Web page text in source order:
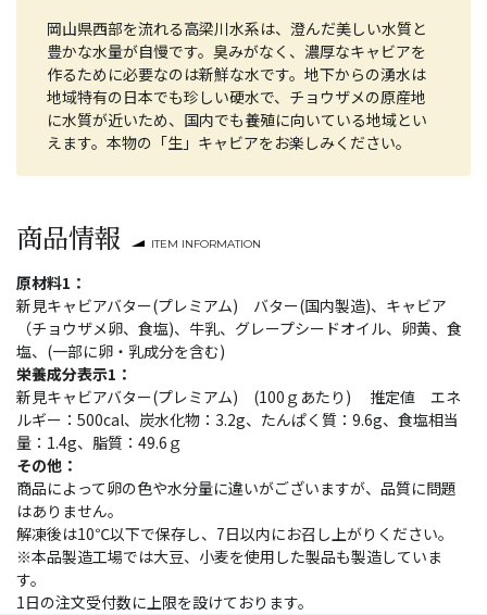
岡山県西部を流れる高梁川水系は、澄んだ美しい水質と
豊かな水量が自慢です。臭みがなく、濃厚なキャビアを
作るために必要なのは新鮮な水です。地下からの湧水は
地域特有の日本でも珍しい硬水で、チョウザメの原産地
に水質が近いため、国内でも養殖に向いている地域とい
えます。本物の「生」キャビアをお楽しみください。
商品情報 ITEM INFORMATION
原材料1：
新見キャビアバター(プレミアム) バター(国内製造)、キャビア
（チョウザメ卵、食塩)、牛乳、グレープシードオイル、卵黄、食
塩、(一部に卵・乳成分を含む)
栄養成分表示1：
新見キャビアバター(プレミアム) (100ｇあたり) 推定値 エネ
ルギー：500cal、炭水化物：3.2g、たんぱく質：9.6g、食塩相当
量：1.4g、脂質：49.6ｇ
その他：
商品によって卵の色や水分量に違いがございますが、品質に問題
はありません。
解凍後は10℃以下で保存し、7日以内にお召し上がりください。
※本品製造工場では大豆、小麦を使用した製品も製造していま
す。
1日の注文受付数に上限を設けております。